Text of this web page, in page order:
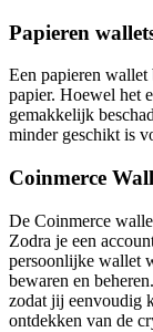
Papieren
Een papieren
papier. Hoewel het
gemakkelijk
minder geschikt is
Coinmerce
De Coinmerce
Zodra je een
persoonlijke wallet
bewaren en
zodat jij eenvoudig
ontdekken van de